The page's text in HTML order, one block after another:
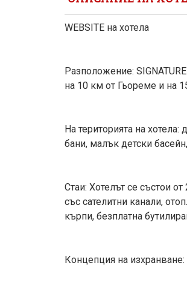
WEBSITE на хотела
Разположение:
на 10 км от Гьореме и на
На територията на
бани, малък детски
Стаи: Хотелът се състои
със сателитни канали,
кърпи, безплатна
Концепция на